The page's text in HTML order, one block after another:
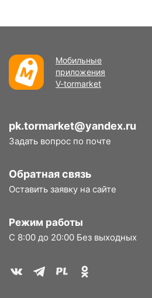
Мобильные
приложения
V-tormarket
pk.tormarket@yandex.ru
Задать вопрос по почте
Обратная связь
Оставить заявку на сайте
Режим работы
С 8:00 до 20:00 Без выходных